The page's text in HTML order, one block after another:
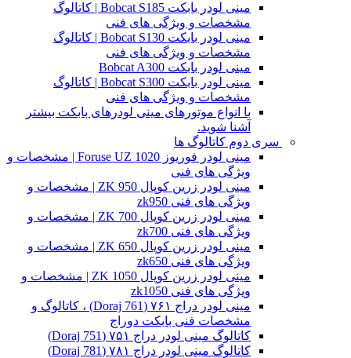
مینی لودر بابکت Bobcat S185 | کاتالوگ
مشخصات و ویژگی های فنی
مینی لودر بابکت Bobcat S130 | کاتالوگ
مشخصات و ویژگی های فنی
مینی لودر بابکت Bobcat A300
مینی لودر بابکت Bobcat S300 | کاتالوگ
مشخصات و ویژگی های فنی
با انواع موتورهای مینی لودرهای بابکت بیشتر
آشنا شوید.
سری دوم کاتالوگ ها
مینی لودر فوریوز Foruse UZ 1020 | مشخصات و
ویژگی های فنی
مینی لودر زرین کوپال ZK 950 | مشخصات و
ویژگی های فنی zk950
مینی لودر زرین کوپال ZK 700 | مشخصات و
ویژگی های فنی zk700
مینی لودر زرین کوپال ZK 650 | مشخصات و
ویژگی های فنی zk650
مینی لودر زرین کوپال ZK 1050 | مشخصات و
ویژگی های فنی zk1050
مینی لودر دراج ۷۶۱ (Doraj 761) ، کاتالوگ و
مشخصات فنی بابکت دوراج
کاتالوگ مینی لودر دراج ۷۵۱ (Doraj 751)
کاتالوگ مینی لودر دراج ۷۸۱ (Doraj 781)